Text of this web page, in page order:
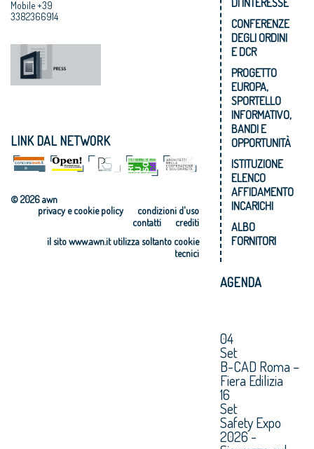
Mobile +39
3382366914
LINK DAL NETWORK
© 2026 awn
condizioni d'uso
privacy e cookie policy
crediti
contatti
il sito www.awn.it utilizza soltanto cookie
tecnici
CONFERENZE
DEGLI ORDINI
E DCR
PROGETTO
EUROPA,
SPORTELLO
INFORMATIVO,
BANDI E
OPPORTUNITÀ
ISTITUZIONE
ELENCO
AFFIDAMENTO
INCARICHI
ALBO
FORNITORI
AGENDA
04
Set
B-CAD Roma –
Fiera Edilizia
16
Set
Safety Expo
2026 -